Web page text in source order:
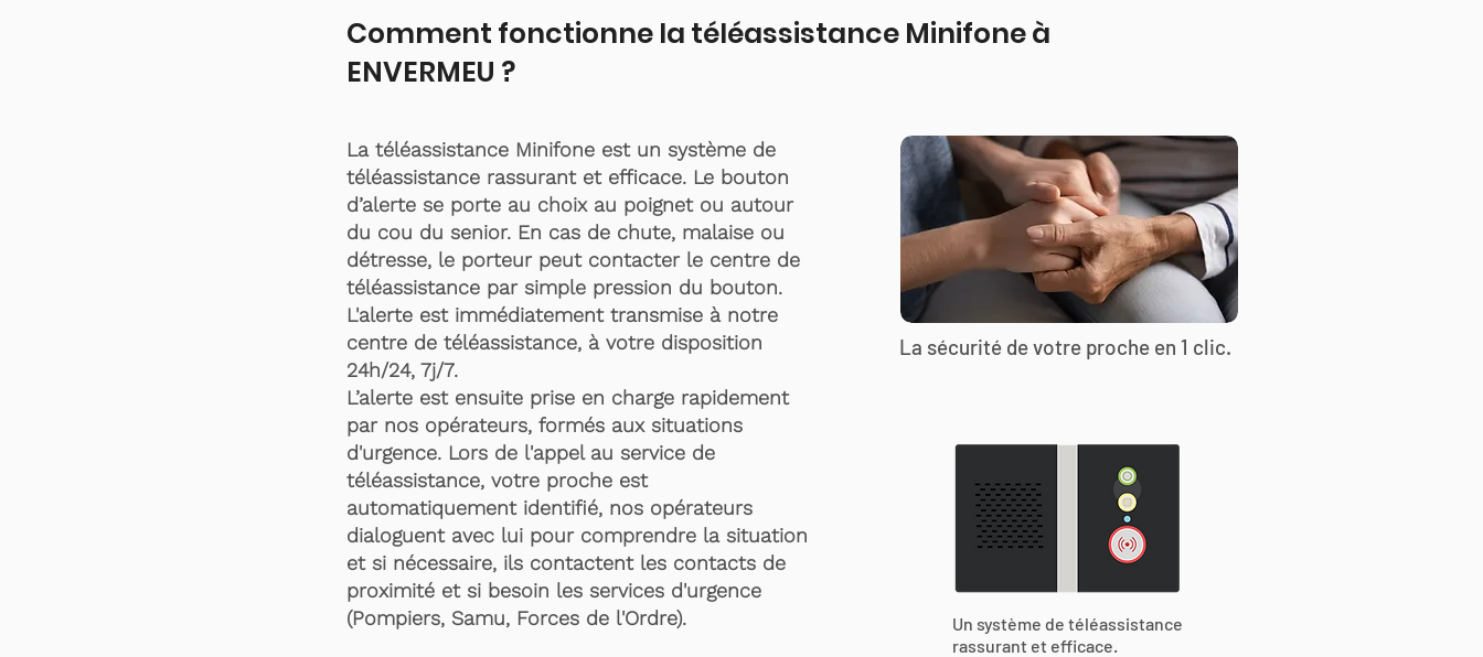
Comment fonctionne la téléassistance Minifone à
ENVERMEU ?
La téléassistance Minifone est un système de
téléassistance rassurant et efficace. Le bouton
d’alerte se porte au choix au poignet ou autour
du cou du senior. En cas de chute, malaise ou
détresse, le porteur peut contacter le centre de
téléassistance par simple pression du bouton.
L'alerte est immédiatement transmise à notre
centre de téléassistance, à votre disposition
24h/24, 7j/7.
L’alerte est ensuite prise en charge rapidement
par nos opérateurs, formés aux situations
d'urgence. Lors de l'appel au service de
téléassistance, votre proche est
automatiquement identifié, nos opérateurs
dialoguent avec lui pour comprendre la situation
et si nécessaire, ils contactent les contacts de
proximité et si besoin les services d'urgence
(Pompiers, Samu, Forces de l'Ordre).
La sécurité de votre proche en 1 clic.
Un système de téléassistance
rassurant et efficace.